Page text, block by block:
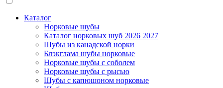
Каталог
Норковые шубы
Каталог норковых шуб 2026 2027
Шубы из канадской норки
Блэкглама шубы норковые
Норковые шубы с соболем
Норковые шубы с рысью
Шубы с капюшоном норковые